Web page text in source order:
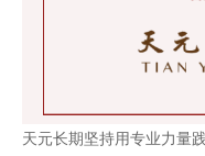
天元长期坚持用专业力量